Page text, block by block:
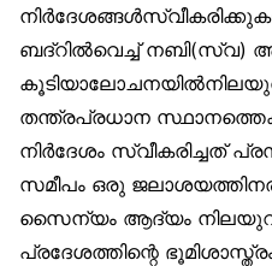
ബദ്റില്‍വെച്ച് നബി(സ്വ)
തന്ത്രപ്രധാന
നിര്‍ദേശം സ്വീകരിച്ചത്
സമീപം ഒരു
സൈന്യം ആദ്യം
പ്രദേശത്തിന്റെ